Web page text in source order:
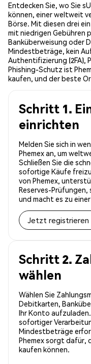
Entdecken Sie, wo Sie
können, einer weltweit
Börse. Mit diesen drei
mit niedrigen Gebühren
Banküberweisung oder
Mindestbeträge, kein
Authentifizierung (2FA),
Phishing-Schutz ist
kaufen, und der beste
Schritt 1.
einrichten
Melden Sie sich in
Phemex an, um
Schließen Sie die
sofortige Käufe
von Phemex,
Reserves-
und macht es zu
Jetzt registrieren
Schritt 2.
wählen
Wählen Sie
Debitkarten,
Ihr Konto
sofortiger
Mindestbeträge
Phemex sorgt dafür,
kaufen können.